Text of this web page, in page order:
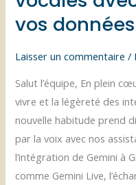
vos
Laisser un commentaire /
Salut l’équipe, En plein
vivre et la légèreté des
nouvelle habitude prend
par la voix avec nos
l’intégration de Gemini à
comme Gemini Live,